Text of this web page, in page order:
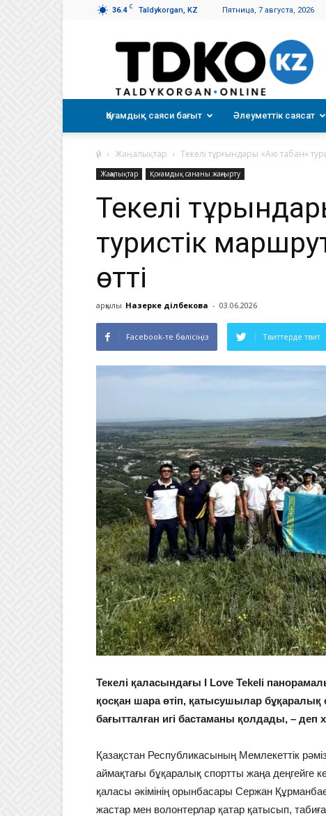
36.4 C Taldykorgan, KZ Пятница, 7 августа, 2026
Талдықорған
Қоғамдық саяси бағыт Әлеуметтік саясат
үй Жаңалықтар Текелі тұрғындары «Аю табан»
Жаңалықтар Қоғамдық сананы жаңғырту
Текелі
туристік
өтті
арқылы Назерке Әділбекова - 03.06.2026
Facebook-те бөлісіңіз Твиттерде твит
Текелі қаласындағы I Love Tekeli
қосқан шара өтіп, қатысушылар бұқаралық
бағытталған игі бастаманы қолдады, –
Қазақстан Республикасының Мемлекеттік
аймақтағы бұқаралық спортты жаңа деңгейге
қаласы әкімінің орынбасары Сержан
жастар мен волонтерлар қатар қатысып,